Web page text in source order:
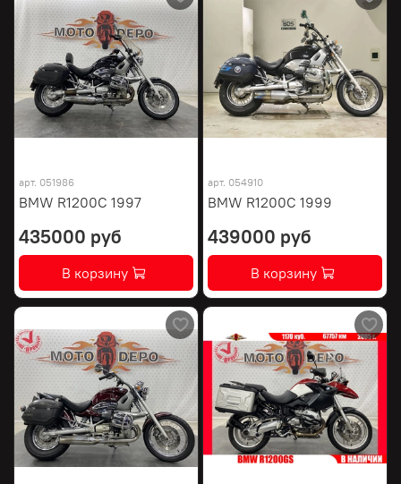
арт. 051986
BMW R1200C 1997
435000 руб
В корзину
арт. 054910
BMW R1200C 1999
439000 руб
В корзину